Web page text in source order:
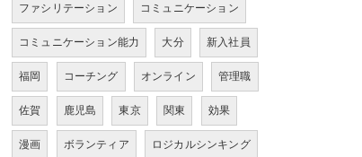
ファシリテーション コミュニケーション
コミュニケーション能力 大分 新入社員
福岡 コーチング オンライン 管理職
佐賀 鹿児島 東京 関東 効果
漫画 ボランティア ロジカルシンキング